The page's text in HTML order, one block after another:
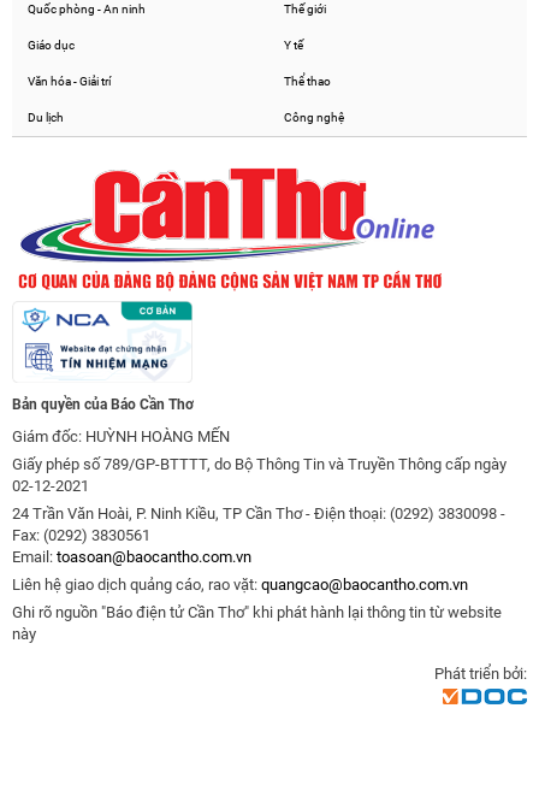
Quốc phòng - An ninh Thế giới
Giáo dục Y tế
Văn hóa - Giải trí Thể thao
Du lịch Công nghệ
Bản quyền của Báo Cần Thơ
Giám đốc: HUỲNH HOÀNG MẾN
Giấy phép số 789/GP-BTTTT, do Bộ Thông Tin và Truyền Thông cấp ngày
02-12-2021
24 Trần Văn Hoài, P. Ninh Kiều, TP Cần Thơ - Điện thoại: (0292) 3830098 -
Fax: (0292) 3830561
Email: toasoan@baocantho.com.vn
Liên hệ giao dịch quảng cáo, rao vặt: quangcao@baocantho.com.vn
Ghi rõ nguồn "Báo điện tử Cần Thơ" khi phát hành lại thông tin từ website
này
Phát triển bởi: